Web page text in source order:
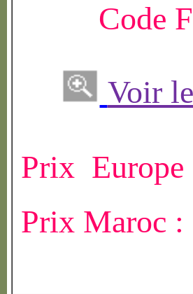
Code
Voir
Prix Europe
Prix Maroc :